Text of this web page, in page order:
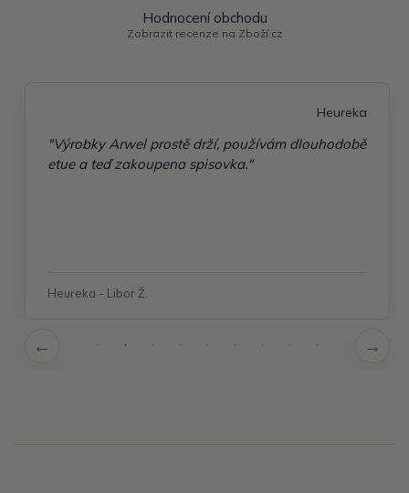
Hodnocení obchodu
Zobrazit recenze na Zboží.cz
Heureka
"Výrobky Arwel prostě drží, používám dlouhodobě
etue a teď zakoupena spisovka."
Heureka - Libor Ž.